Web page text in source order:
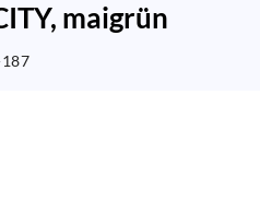
maigrün